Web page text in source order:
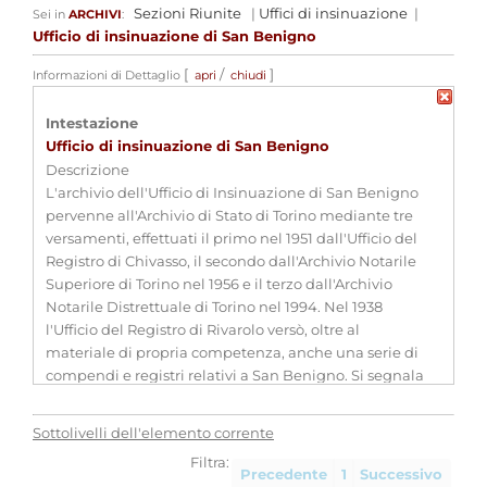
Sei in ARCHIVI: Sezioni Riunite | Uffici di insinuazione |
Ufficio di insinuazione di San Benigno
Informazioni di Dettaglio [ apri / chiudi ]
Intestazione
Ufficio di insinuazione di San Benigno
Descrizione
L'archivio dell'Ufficio di Insinuazione di San Benigno
pervenne all'Archivio di Stato di Torino mediante tre
versamenti, effettuati il primo nel 1951 dall'Ufficio del
Registro di Chivasso, il secondo dall'Archivio Notarile
Superiore di Torino nel 1956 e il terzo dall'Archivio
Notarile Distrettuale di Torino nel 1994. Nel 1938
l'Ufficio del Registro di Rivarolo versò, oltre al
materiale di propria competenza, anche una serie di
compendi e registri relativi a San Benigno. Si segnala
molto lacunoso.
Estremi cronologici
1743 - 1801; 1816 - 1899
-
Sottolivelli dell'elemento corrente
Precedente 1 Successivo
Filtra: